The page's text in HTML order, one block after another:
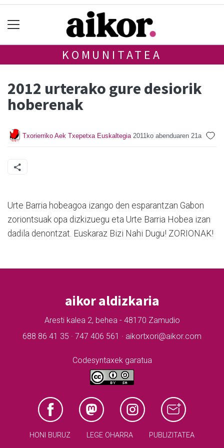
KOMUNITATEA
2012 urterako gure desiorik
hoberenak
Txorierriko Aek Txepetxa Euskaltegia 2011ko abenduaren 21a
Urte Barria hobeagoa izango den esparantzan Gabon
zoriontsuak opa dizkizuegu eta Urte Barria Hobea izan
dadila denontzat. Euskaraz Bizi Nahi Dugu! ZORIONAK!
aikor aldizkaria
Aresti kalea 2, behea - 48170 Zamudio
688 86 41 35 · 747 406 561 · aikortxori@aikor.com
Codesyntaxek garatua
HONI BURUZ LEGE OHARRA PUBLIZITATEA